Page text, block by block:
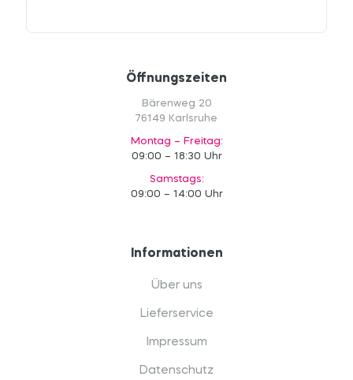
Öffnungszeiten
Bärenweg 20
76149 Karlsruhe
Montag – Freitag:
09:00 – 18:30 Uhr
Samstags:
09:00 – 14:00 Uhr
Informationen
Über uns
Lieferservice
Impressum
Datenschutz